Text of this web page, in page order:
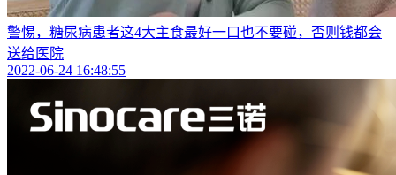
警惕，糖尿病患者这4大主食最好一口也不要碰，否则钱都会
送给医院
2022-06-24 16:48:55